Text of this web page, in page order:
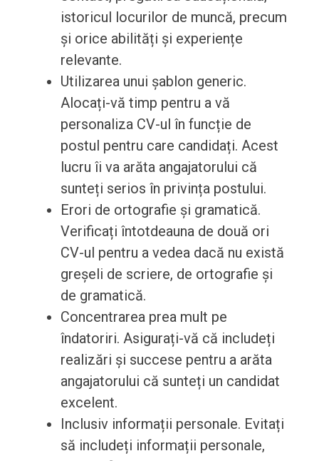
istoricul locurilor de muncă, precum
și orice abilități și experiențe
relevante.
Utilizarea unui șablon generic.
Alocați-vă timp pentru a vă
personaliza CV-ul în funcție de
postul pentru care candidați. Acest
lucru îi va arăta angajatorului că
sunteți serios în privința postului.
Erori de ortografie și gramatică.
Verificați întotdeauna de două ori
CV-ul pentru a vedea dacă nu există
greșeli de scriere, de ortografie și
de gramatică.
Concentrarea prea mult pe
îndatoriri. Asigurați-vă că includeți
realizări și succese pentru a arăta
angajatorului că sunteți un candidat
excelent.
Inclusiv informații personale. Evitați
să includeți informații personale,